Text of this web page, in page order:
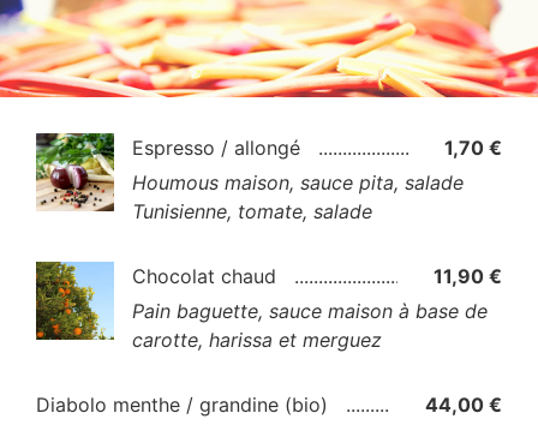
Espresso / allongé
1,70 €
Houmous maison, sauce pita, salade
Tunisienne, tomate, salade
Chocolat chaud
11,90 €
Pain baguette, sauce maison à base de
carotte, harissa et merguez
Diabolo menthe / grandine (bio)
44,00 €